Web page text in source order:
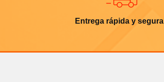
Entrega rápida y segura